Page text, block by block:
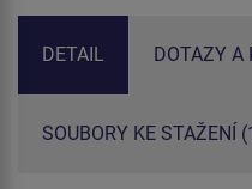
DETAIL DOTAZY A
SOUBORY KE STAŽENÍ